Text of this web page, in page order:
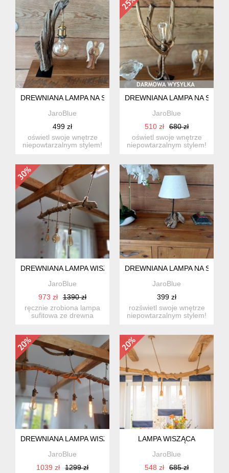
DREWNIANA LAMPA NA STOLIK
JaroBlue
499 zł
oświetl swoje wnętrze
niepowtarzalnym stylem!
DREWNIANA LAMPA NA
JaroBlue
510 zł
680 zł
oświetl swoje wnętrze
niepowtarzalnym stylem!
DREWNIANA LAMPA WISZĄCA
JaroBlue
973 zł
1390 zł
ręcznie zrobiona lampa
sufitowa ze drewna
DREWNIANA LAMPA NA
JaroBlue
399 zł
rozświetl swoje wnętrze
niepowtarzalnym stylem!
DREWNIANA LAMPA WISZACA
JaroBlue
1039 zł
1299 zł
LAMPA WISZĄCA
JaroBlue
548 zł
685 zł